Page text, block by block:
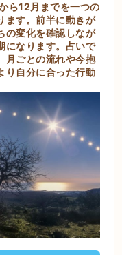
ら12月までを一つの
ます。前半に動きが
の変化を確認しなが
になります。占いで
月ごとの流れや今抱
り自分に合った行動